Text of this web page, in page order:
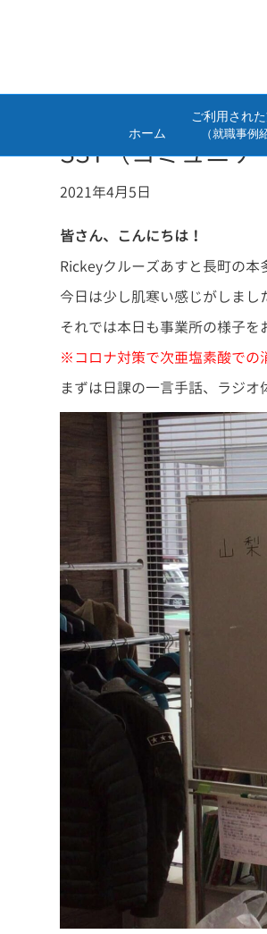
ホーム
ご利用され
（就職事例
SST（コミュニケ
2021年4月5日
皆さん、こんにちは！
Rickeyクルーズあすと長町の本
今日は少し肌寒い感じがしまし
それでは本日も事業所の様子
※コロナ対策で次亜塩素酸での
まずは日課の一言手話、ラジオ